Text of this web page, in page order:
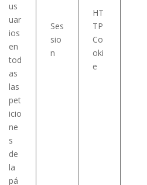
us
uar
ios
en
tod
as
las
pet
icio
ne
s
de
la
pá
Ses
sio
n
HT
TP
Co
oki
e